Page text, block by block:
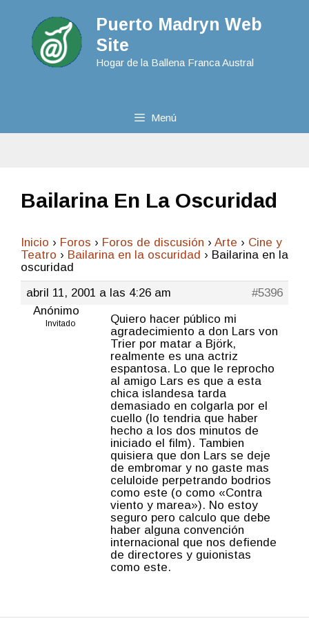
Puerto Madryn Web
Site
Hogar de la Ballena Franca Austral
Menú
Bailarina En La Oscuridad
Inicio › Foros › Foros de discusión › Arte › Cine y
Teatro › Bailarina en la oscuridad › Bailarina en la
oscuridad
abril 11, 2001 a las 4:26 am
#5396
Anónimo
Invitado
Quiero hacer público mi
agradecimiento a don Lars von
Trier por matar a Björk,
realmente es una actriz
espantosa. Lo que le reprocho
al amigo Lars es que a esta
chica islandesa tarda
demasiado en colgarla por el
cuello (lo tendria que haber
hecho a los dos minutos de
iniciado el film). Tambien
quisiera que don Lars se deje
de embromar y no gaste mas
celuloide perpetrando bodrios
como este (o como «Contra
viento y marea»). No estoy
seguro pero calculo que debe
haber alguna convención
internacional que nos defiende
de directores y guionistas
como este.